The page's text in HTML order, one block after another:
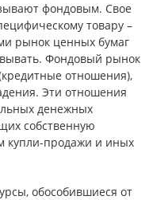
фондовым. Свое
товару –
рынок ценных бумаг
Фондовый рынок
отношения),
Эти отношения
денежных
собственную
купли-продажи и иных
обособившиеся от